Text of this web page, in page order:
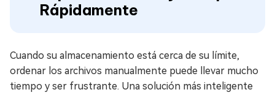
Rápidamente
Cuando su almacenamiento está cerca de su límite,
ordenar los archivos manualmente puede llevar mucho
tiempo y ser frustrante. Una solución más inteligente